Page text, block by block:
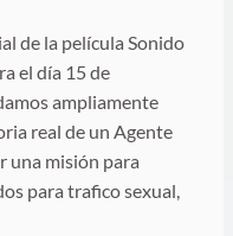
de la película Sonido
el día 15 de
ampliamente
real de un Agente
una misión para
para trafico sexual,